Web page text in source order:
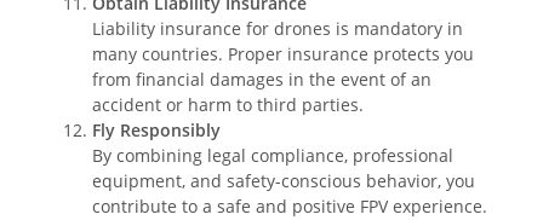
Liability insurance for drones is mandatory in
many countries. Proper insurance protects you
from financial damages in the event of an
accident or harm to third parties.
Fly Responsibly
By combining legal compliance, professional
equipment, and safety-conscious behavior, you
contribute to a safe and positive FPV experience.